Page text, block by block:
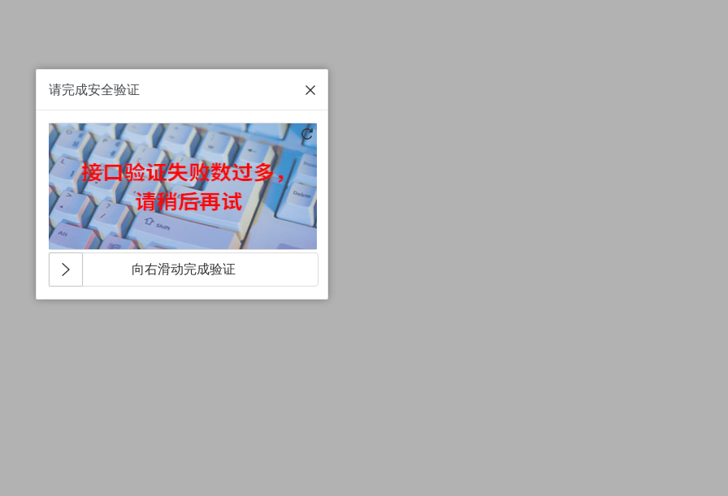
请完成安全验证
向右滑动完成验证